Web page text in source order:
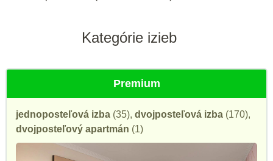
Kategórie izieb
Premium
jednoposteľová izba (35), dvojposteľová izba (170),
dvojposteľový apartmán (1)